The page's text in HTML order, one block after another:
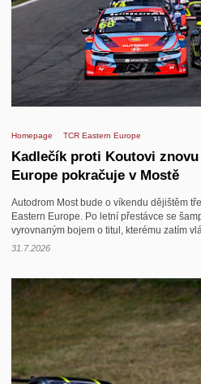
Homepage TCR Eastern Europe
Kadlečík proti Koutovi znovu
Europe pokračuje v Mostě
Autodrom Most bude o víkendu dějištěm
Eastern Europe. Po letní přestávce se
vyrovnaným bojem o titul, kterému zatím
31.7.2026